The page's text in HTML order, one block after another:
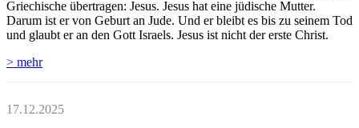
Griechische übertragen: Jesus. Jesus hat eine jüdische Mutter.
Darum ist er von Geburt an Jude. Und er bleibt es bis zu seinem Tod
und glaubt er an den Gott Israels. Jesus ist nicht der erste Christ.
> mehr
17.12.2025